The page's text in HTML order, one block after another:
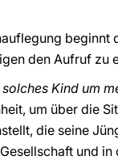
den Aufruf zu
solches Kind um
um über die
die seine
und